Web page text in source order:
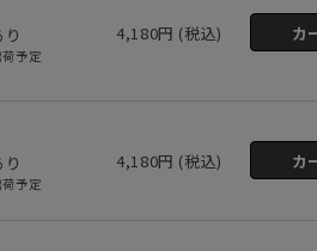
予定
4,180円 (税込)
予定
4,180円 (税込)